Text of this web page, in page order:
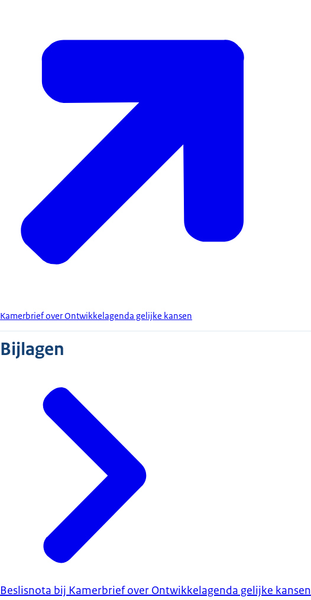
Kamerbrief over Ontwikkelagenda gelijke kansen
Bijlagen
Beslisnota bij Kamerbrief over Ontwikkelagenda gelijke kansen